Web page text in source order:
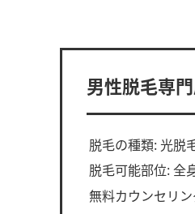
男性脱毛専
脱毛の種類: 光脱
脱毛可能部位: 全
無料カウンセリン